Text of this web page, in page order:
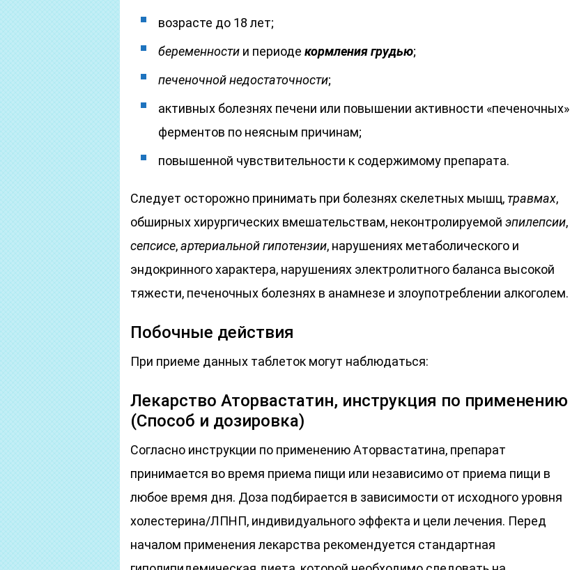
возрасте до 18 лет;
беременности и периоде кормления грудью;
печеночной недостаточности;
активных болезнях печени или повышении активности «печеночных»
ферментов по неясным причинам;
повышенной чувствительности к содержимому препарата.
Следует осторожно принимать при болезнях скелетных мышц, травмах,
обширных хирургических вмешательствам, неконтролируемой эпилепсии,
сепсисе,артериальной гипотензии, нарушениях метаболического и
эндокринного характера, нарушениях электролитного баланса высокой
тяжести, печеночных болезнях в анамнезе и злоупотреблении алкоголем.
Побочные действия
При приеме данных таблеток могут наблюдаться:
Лекарство Аторвастатин, инструкция по применению
(Способ и дозировка)
Согласно инструкции по применению Аторвастатина, препарат
принимается во время приема пищи или независимо от приема пищи в
любое время дня. Доза подбирается в зависимости от исходного уровня
холестерина/ЛПНП, индивидуального эффекта и цели лечения. Перед
началом применения лекарства рекомендуется стандартная